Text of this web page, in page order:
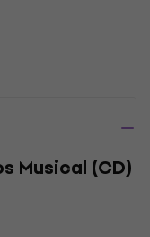
Musical (CD)